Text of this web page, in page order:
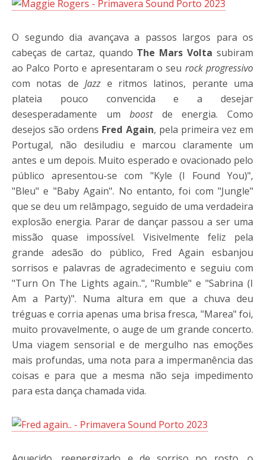
O segundo dia avançava a passos largos para os
cabeças de cartaz, quando The Mars Volta subiram
ao Palco Porto e apresentaram o seu rock progressivo
com notas deJazz e ritmos latinos, perante uma
plateia pouco convencida e a desejar
desesperadamente umboostde energia. Como
desejos são ordens Fred Again, pela primeira vez em
Portugal, não desiludiu e marcou claramente um
antes e um depois. Muito esperado e ovacionado pelo
público apresentou-se com "Kyle (I Found You)",
"Bleu" e "Baby Again". No entanto, foi com "Jungle"
que se deu um relâmpago, seguido de uma verdadeira
explosão energia. Parar de dançar passou a ser uma
missão quase impossível. Visivelmente feliz pela
grande adesão do público, Fred Again esbanjou
sorrisos e palavras de agradecimento e seguiu com
"Turn On The Lights again..", "Rumble" e "Sabrina (I
Am a Party)". Numa altura em que a chuva deu
tréguas e corria apenas uma brisa fresca, "Marea" foi,
muito provavelmente, o auge de um grande concerto.
Uma viagem sensorial e de mergulho nas emoções
mais profundas, uma nota para a impermanência das
coisas e para que a mesma não seja impedimento
para esta dança chamada vida.